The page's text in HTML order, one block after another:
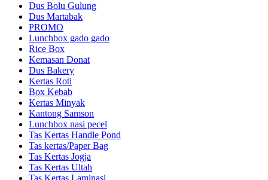
Dus Bolu Gulung
Dus Martabak
PROMO
Lunchbox gado gado
Rice Box
Kemasan Donat
Dus Bakery
Kertas Roti
Box Kebab
Kertas Minyak
Kantong Samson
Lunchbox nasi pecel
Tas Kertas Handle Pond
Tas kertas/Paper Bag
Tas Kertas Jogja
Tas Kertas Ultah
Tas Kertas Laminasi